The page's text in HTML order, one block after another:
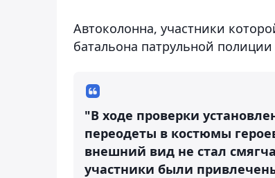
Автоколонна, участники
батальона патрульной
"В ходе проверки
переодеты в костюмы
внешний вид не стал
участники были